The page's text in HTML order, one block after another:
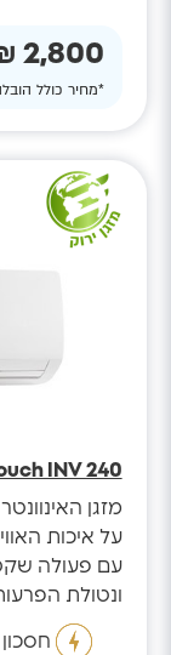
2,800 ₪
*מחיר כולל
INV 240
מזגן
ונטולת